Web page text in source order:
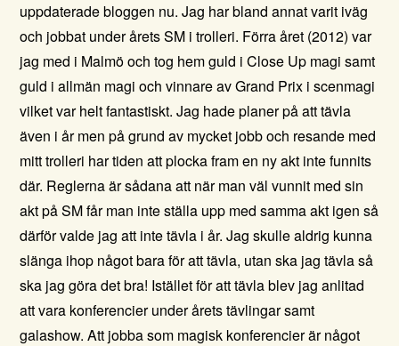
uppdaterade bloggen nu. Jag har bland annat varit iväg
och jobbat under årets SM i trolleri. Förra året (2012) var
jag med i Malmö och tog hem guld i Close Up magi samt
guld i allmän magi och vinnare av Grand Prix i scenmagi
vilket var helt fantastiskt. Jag hade planer på att tävla
även i år men på grund av mycket jobb och resande med
mitt trolleri har tiden att plocka fram en ny akt inte funnits
där. Reglerna är sådana att när man väl vunnit med sin
akt på SM får man inte ställa upp med samma akt igen så
därför valde jag att inte tävla i år. Jag skulle aldrig kunna
slänga ihop något bara för att tävla, utan ska jag tävla så
ska jag göra det bra! Istället för att tävla blev jag anlitad
att vara konferencier under årets tävlingar samt
galashow. Att jobba som magisk konferencier är något